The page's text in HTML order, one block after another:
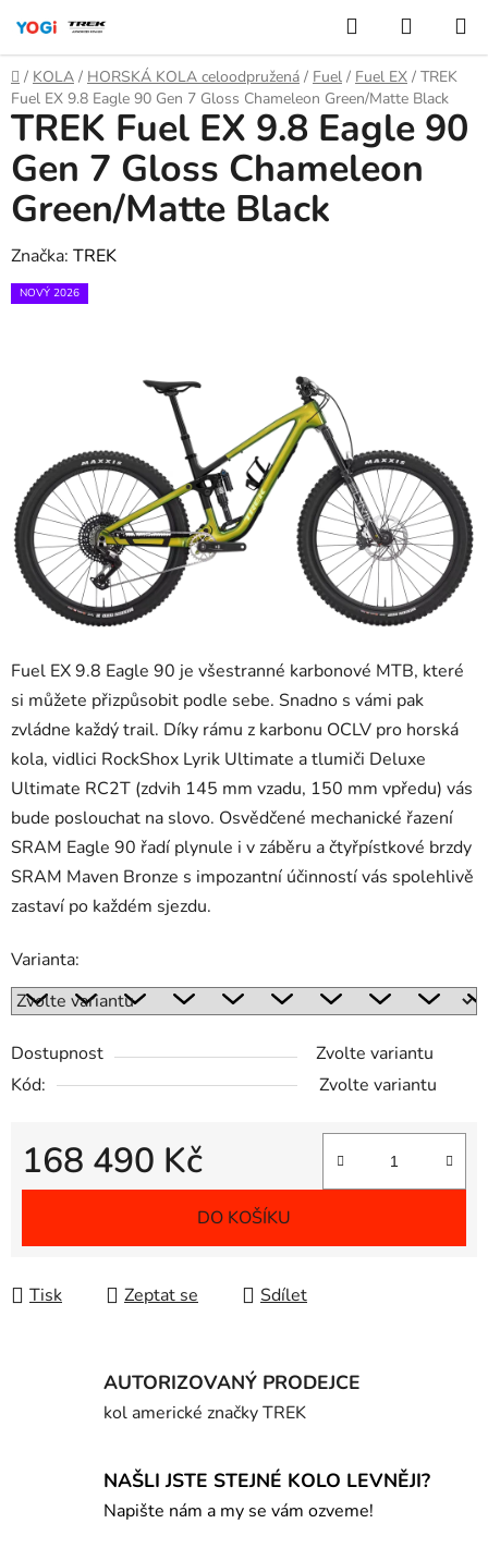
obsah
Hledat
KOŠÍK
Domů
/ KOLA / HORSKÁ KOLA celoodpružená / Fuel / Fuel EX / TREK
Fuel EX 9.8 Eagle 90 Gen 7 Gloss Chameleon Green/Matte Black
Fuel EX 9.8 Eagle 90 je všestranné karbonové MTB, které
si můžete přizpůsobit podle sebe. Snadno s vámi pak
zvládne každý trail. Díky rámu z karbonu OCLV pro horská
kola, vidlici RockShox Lyrik Ultimate a tlumiči Deluxe
Ultimate RC2T (zdvih 145 mm vzadu, 150 mm vpředu) vás
bude poslouchat na slovo. Osvědčené mechanické řazení
SRAM Eagle 90 řadí plynule i v záběru a čtyřpístkové brzdy
SRAM Maven Bronze s impozantní účinností vás spolehlivě
zastaví po každém sjezdu.
Varianta:
Dostupnost
Zvolte variantu
Kód:
Zvolte variantu
168 490 Kč
Měrná cena:
DO KOŠÍKU
Tisk Zeptat se Sdílet
TREK Fuel EX 9.8 Eagle 90
Gen 7 Gloss Chameleon
Green/Matte Black
Značka: TREK
NOVÝ 2026
AUTORIZOVANÝ PRODEJCE
kol americké značky TREK
NAŠLI JSTE STEJNÉ KOLO LEVNĚJI?
Napište nám a my se vám ozveme!